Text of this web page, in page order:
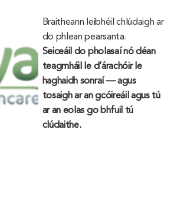
Braitheann leibhéil chlúdaigh ar
do phlean pearsanta.
Seiceáil do pholasaí nó déan
teagmháil le d’árachóir le
haghaidh sonraí — agus
tosaigh ar an gcóireáil agus tú
ar an eolas go bhfuil tú
clúdaithe.